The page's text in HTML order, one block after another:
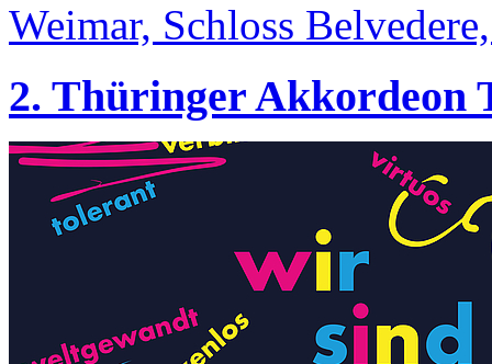
Weimar, Schloss
2. Thüringer Akkordeon